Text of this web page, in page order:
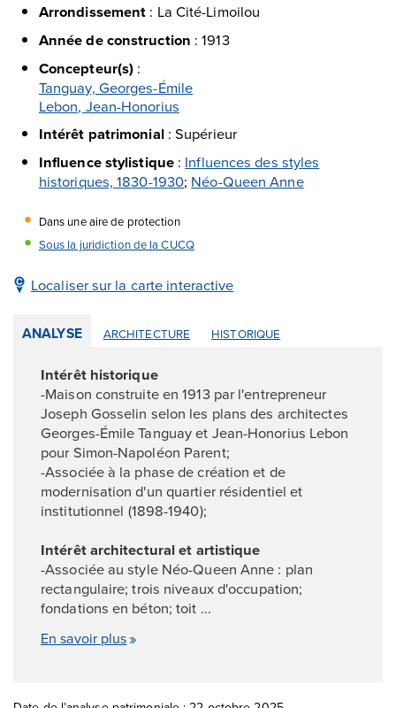
Arrondissement : La Cité-Limoilou
Année de construction :1913
Concepteur(s) :
Tanguay, Georges-Émile
Lebon, Jean-Honorius
Intérêt patrimonial:Supérieur
Influence stylistique: Influences des styles
historiques, 1830-1930; Néo-Queen Anne
Dans une aire de protection
Sous la juridiction de la CUCQ
Localiser sur la carte interactive
ANALYSE ARCHITECTURE HISTORIQUE
Intérêt historique
-Maison construite en 1913 par l'entrepreneur
Joseph Gosselin selon les plans des architectes
Georges-Émile Tanguay et Jean-Honorius Lebon
pour Simon-Napoléon Parent;
-Associée à la phase de création et de
modernisation d'un quartier résidentiel et
institutionnel (1898-1940);
Intérêt architectural et artistique
-Associée au style Néo-Queen Anne : plan
rectangulaire; trois niveaux d'occupation;
fondations en béton; toit ...
En savoir plus